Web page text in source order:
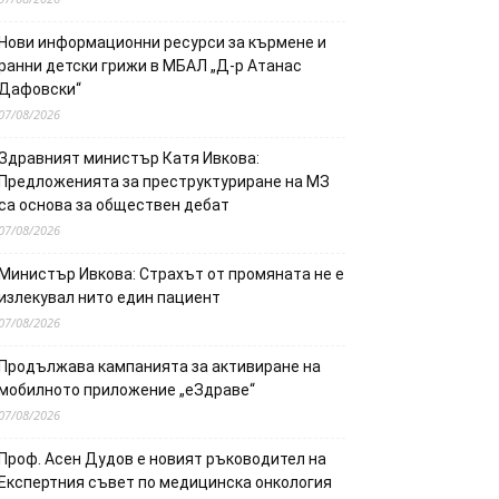
информационни ресурси за кърмене и
детски грижи в МБАЛ „Д-р Атанас
08/2026
министър Катя Ивкова:
за преструктуриране на МЗ
основа за обществен дебат
08/2026
Ивкова: Страхът от промяната не е
нито един пациент
08/2026
кампанията за активиране на
приложение „еЗдраве“
08/2026
Асен Дудов е новият ръководител на
съвет по медицинска онкология